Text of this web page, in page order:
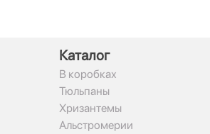
Каталог
В коробках
Тюльпаны
Хризантемы
Альстромерии